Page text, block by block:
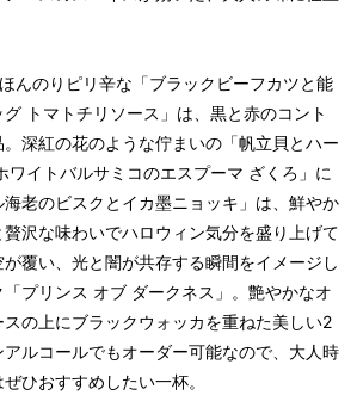
んのりピリ辛な「ブラックビーフカツと能
トマトチリソース」は、黒と赤のコント
深紅の花のような佇まいの「帆⽴⾙とハー
ワイトバルサミコのエスプーマ ざくろ」に
⽼のビスクとイカ墨ニョッキ」は、鮮やか
沢な味わいでハロウィン気分を盛り上げて
覆い、光と闇が共存する瞬間をイメージし
プリンス オブ ダークネス」。艶やかなオ
の上にブラックウォッカを重ねた美しい2
ルコールでもオーダー可能なので、大人時
ひおすすめしたい一杯。